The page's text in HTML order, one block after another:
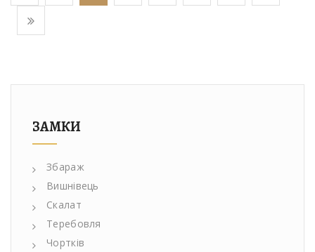
ЗАМКИ
Збараж
Вишнівець
Скалат
Теребовля
Чортків